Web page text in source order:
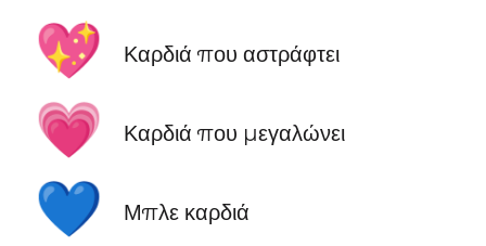
💖 Καρδιά που αστράφτει
💗 Καρδιά που μεγαλώνει
💙 Μπλε καρδιά